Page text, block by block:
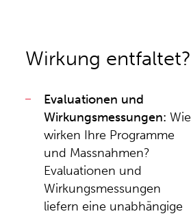
Wirkung entfaltet?
Evaluationen und
Wirkungsmessungen: Wie
wirken Ihre Programme
und Massnahmen?
Evaluationen und
Wirkungsmessungen
liefern eine unabhängige